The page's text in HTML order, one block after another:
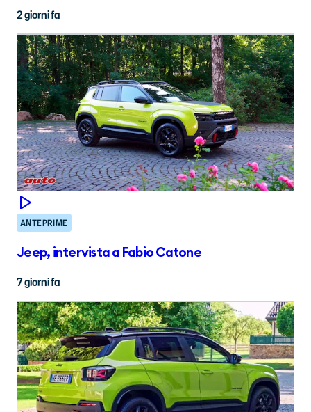
2 giorni fa
ANTEPRIME
Jeep, intervista a Fabio Catone
7 giorni fa